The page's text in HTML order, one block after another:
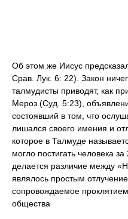
Об этом же Иисус
Срав. Лук. 6: 22). Закон
талмудисты приводят, как
Мероз (Суд. 5:23),
состоявший в том, что
лишался своего имения и
которое в Талмуде
могло постигать человека
делается различие между
являлось простым
сопровождаемое
общества